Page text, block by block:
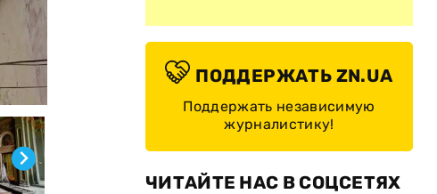
© Геннадий Труханов / FacebookПОДДЕРЖАТЬ ZN.UA
Поддержать независимую
журналистику!
ЧИТАЙТЕ НАС В СОЦСЕТЯХ